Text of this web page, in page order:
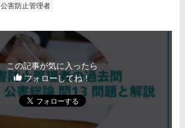
公害防止管理者
この記事が気に入ったら
フォローしてね！